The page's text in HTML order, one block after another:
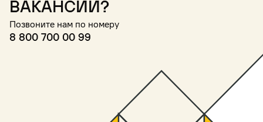
вакансии?
Позвоните нам по номеру
8 800 700 00 99